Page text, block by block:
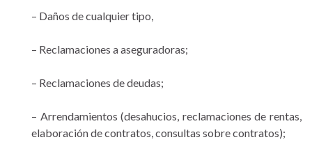
– Daños de cualquier tipo,
– Reclamaciones a aseguradoras;
– Reclamaciones de deudas;
– Arrendamientos (desahucios, reclamaciones de rentas,
elaboración de contratos, consultas sobre contratos);